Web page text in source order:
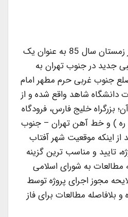
کلنگ پروژه شهر آفتاب در زمستان سال 85 به عنوان یک
جدید در جنوب تهران به
جنوب غربی حرم مطهر امام
دانشگاه شاهد واقع شده و از
بزرگراه خلیج فارس، فرودگاه
( ره ) و خط آهن تهران – جنوب
اینکه موقعیت شهر آفتاب
تایید و مناسب ترین گزینه
به شورای اسلامی
مجوز اجرای پروژه توسط
بلافاصله مطالعات برای فاز